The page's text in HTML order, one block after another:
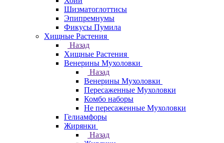
Шизматоглоттисы
Эпипремнумы
Фикусы Пумила
Хищные Растения
Назад
Хищные Растения
Венерины Мухоловки
Назад
Венерины Мухоловки
Пересаженные Мухоловки
Комбо наборы
Не пересаженные Мухоловки
Гелиамфоры
Жирянки
Назад